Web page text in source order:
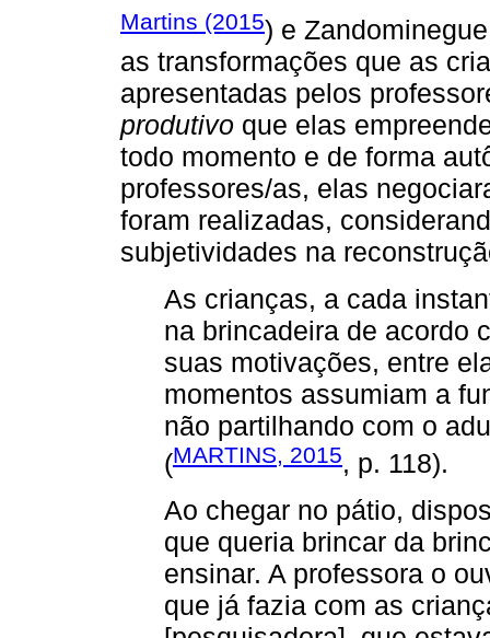
Martins (2015) e
as transformações que as
apresentadas pelos
produtivo que elas
todo momento e de forma
professores/as, elas
foram realizadas,
subjetividades na
As crianças, a cada
na brincadeira de acordo
suas motivações, entre
momentos assumiam a
não partilhando com o
(MARTINS, 2015, p. 118).
Ao chegar no pátio,
que queria brincar da
ensinar. A professora o
que já fazia com as